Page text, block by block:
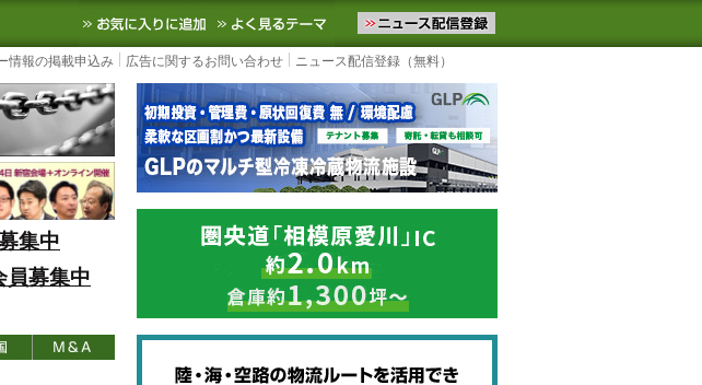
など国内外の最新の物流ニュースをお届けします。物流ニュースメール配信を登録す
お気に入りに追加 よく見るテーマ
情報の掲載申込み 広告に関するお問い合わせ ニュース配信登録（無料）
集中
募集中